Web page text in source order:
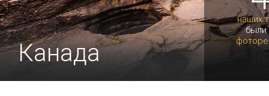
наших
были
Канада